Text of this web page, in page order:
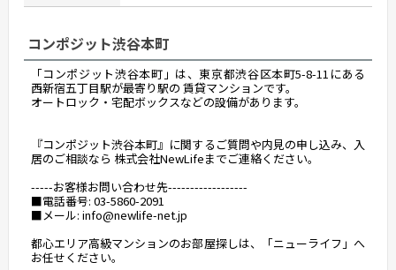
コンポジット渋谷本町
「コンポジット渋谷本町」は、東京都渋谷区本町5-8-11にある
西新宿五丁目駅が最寄り駅の 賃貸マンションです。
オートロック・宅配ボックスなどの設備があります。
『コンポジット渋谷本町』に関するご質問や内見の申し込み、入
居のご相談なら 株式会社NewLifeまでご連絡ください。
-----お客様お問い合わせ先------------------
■電話番号: 03-5860-2091
■メール: info@newlife-net.jp
都心エリア高級マンションのお部屋探しは、「ニューライフ」へ
お任せください。